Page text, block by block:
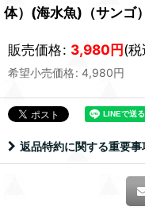
体）(海水魚)（サンゴ）
販売価格: 3,980円(税
希望小売価格: 4,980円
返品特約に関する重要事